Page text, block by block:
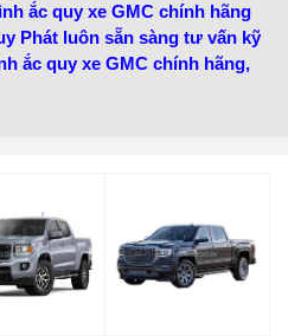
ắc quy xe GMC chính hãng
Phát luôn sẵn sàng tư vấn kỹ
ắc quy xe GMC chính hãng,